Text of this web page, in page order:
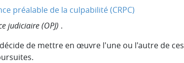
préalable de la culpabilité (CRPC)
judiciaire (OPJ) .
de mettre en œuvre l'une ou l'autre de ces